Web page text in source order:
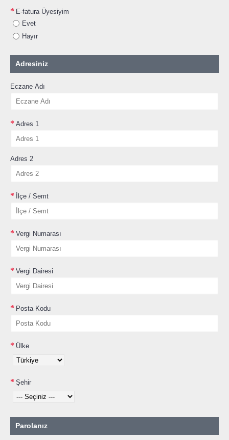
E-fatura Üyesiyim
Evet
Hayır
Adresiniz
Eczane Adı
Adres 1
Adres 2
İlçe / Semt
Vergi Numarası
Vergi Dairesi
Posta Kodu
Ülke
Şehir
Parolanız